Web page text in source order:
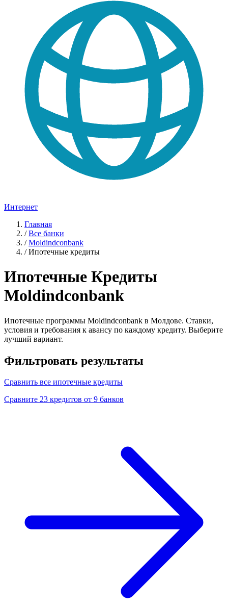
Интернет
Главная
/ Все банки
/ Moldindconbank
/ Ипотечные кредиты
Ипотечные Кредиты
Moldindconbank
Ипотечные программы Moldindconbank в Молдове. Ставки,
условия и требования к авансу по каждому кредиту. Выберите
лучший вариант.
Фильтровать результаты
Сравнить все ипотечные кредиты
Сравните 23 кредитов от 9 банков